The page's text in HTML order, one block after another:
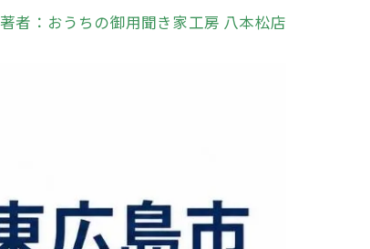
著者：おうちの御用聞き家工房 八本松店